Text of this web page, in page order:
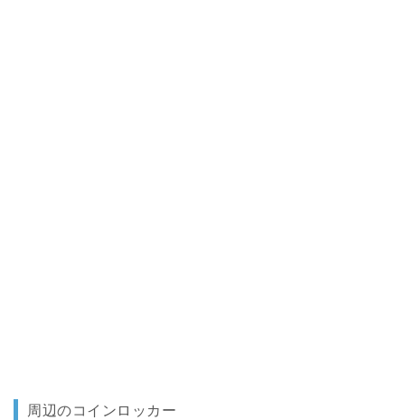
周辺のコインロッカー